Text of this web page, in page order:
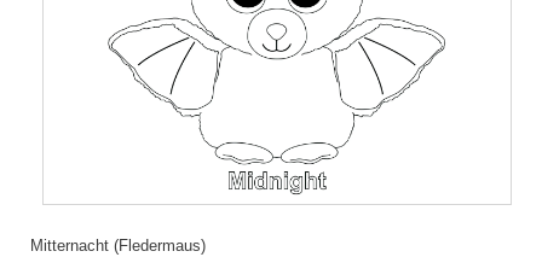
Mitternacht (Fledermaus)